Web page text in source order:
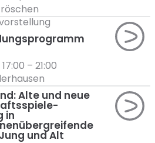
– 21:00
Alte und neue
in
und Alt